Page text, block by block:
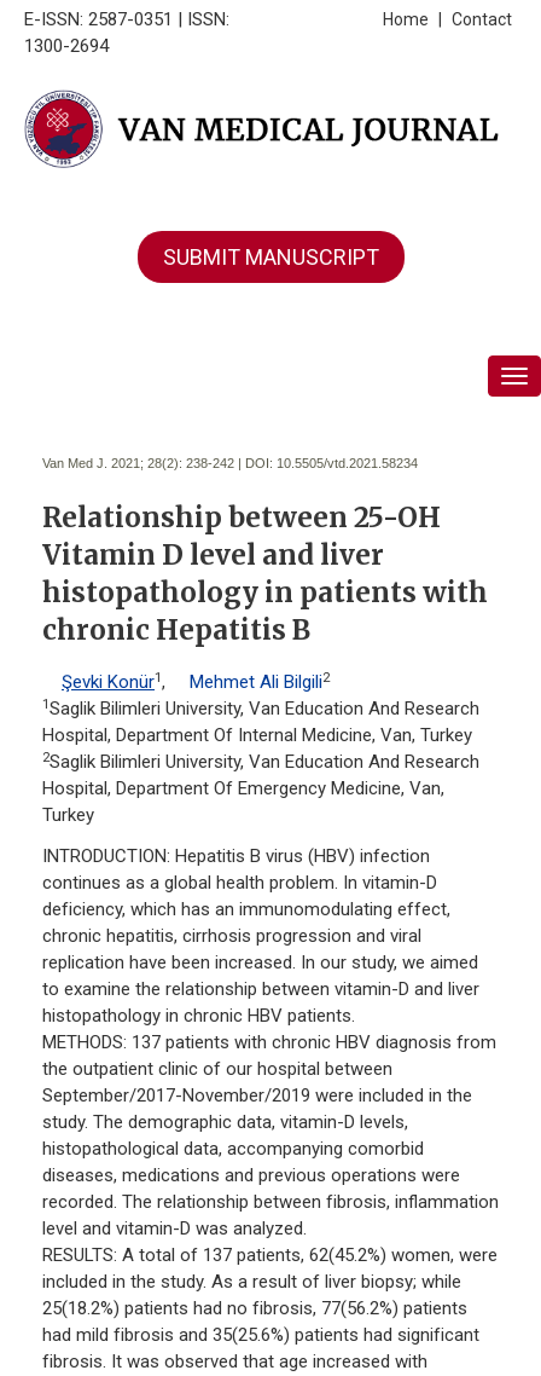
E-ISSN: 2587-0351 | ISSN:
1300-2694
Contact
Home
SUBMIT MANUSCRIPT
Van Med J. 2021; 28(2): 238-242 | DOI: 10.5505/vtd.2021.58234
Relationship between 25-OH
Vitamin D level and liver
histopathology in patients with
chronic Hepatitis B
Şevki Konür1, Mehmet Ali Bilgili2
1Saglik Bilimleri University, Van Education And Research
Hospital, Department Of Internal Medicine, Van, Turkey
2Saglik Bilimleri University, Van Education And Research
Hospital, Department Of Emergency Medicine, Van,
Turkey
INTRODUCTION: Hepatitis B virus (HBV) infection
continues as a global health problem. In vitamin-D
deficiency, which has an immunomodulating effect,
chronic hepatitis, cirrhosis progression and viral
replication have been increased. In our study, we aimed
to examine the relationship between vitamin-D and liver
histopathology in chronic HBV patients.
METHODS: 137 patients with chronic HBV diagnosis from
the outpatient clinic of our hospital between
September/2017-November/2019 were included in the
study. The demographic data, vitamin-D levels,
histopathological data, accompanying comorbid
diseases, medications and previous operations were
recorded. The relationship between fibrosis, inflammation
level and vitamin-D was analyzed.
RESULTS: A total of 137 patients, 62(45.2%) women, were
included in the study. As a result of liver biopsy; while
25(18.2%) patients had no fibrosis, 77(56.2%) patients
had mild fibrosis and 35(25.6%) patients had significant
fibrosis. It was observed that age increased with